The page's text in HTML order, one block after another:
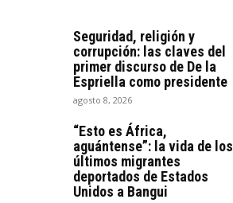
Seguridad, religión y
corrupción: las claves del
primer discurso de De la
Espriella como presidente
agosto 8, 2026
“Esto es África,
aguántense”: la vida de los
últimos migrantes
deportados de Estados
Unidos a Bangui